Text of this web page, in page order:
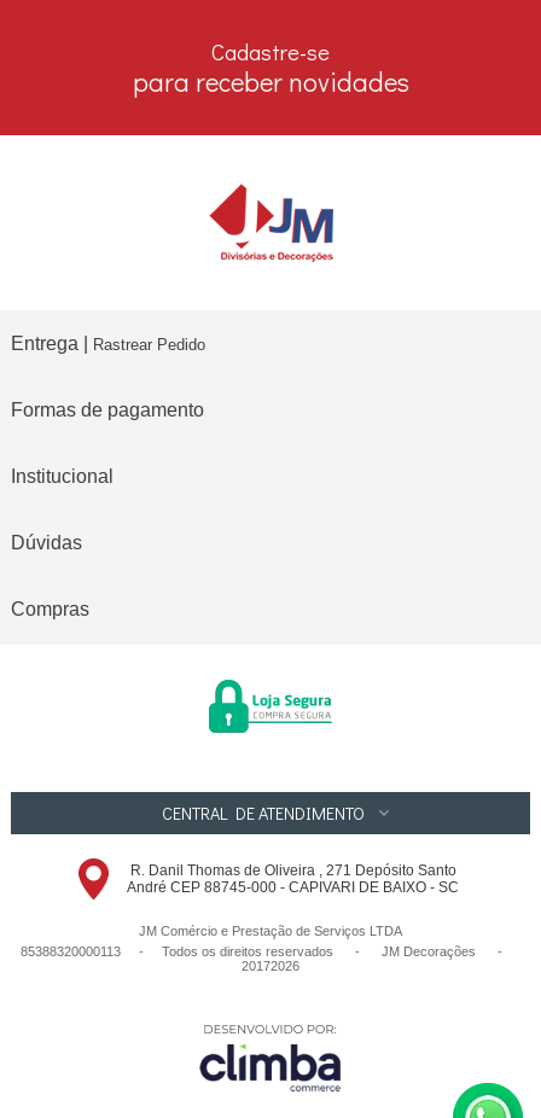
Cadastre-se
para receber novidades
Entrega | Rastrear Pedido
Formas de pagamento
Institucional
Dúvidas
Compras
CENTRAL DE ATENDIMENTO
R. Danil Thomas de Oliveira , 271 Depósito Santo
André CEP 88745-000 - CAPIVARI DE BAIXO - SC
JM Comércio e Prestação de Serviços LTDA
85388320000113 - Todos os direitos reservados
- JM Decorações
-
20172026